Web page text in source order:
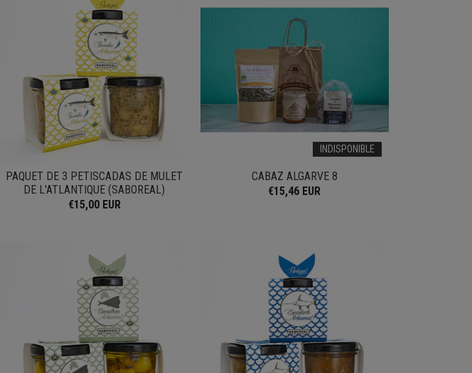
PAQUET DE 3 PETISCADAS DE MULET
DE L'ATLANTIQUE (SABOREAL)
€15,00 EUR
INDISPONIBLE
CABAZ ALGARVE 8
€15,46 EUR